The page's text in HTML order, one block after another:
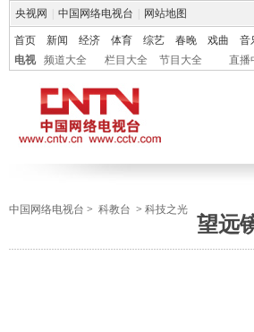
央视网 中国网络电视台 网站地图
首页 新闻 经济 体育 综艺 春晚 戏曲 音
电视
频道大全 栏目大全 节目大全 直播
中国网络电视台 > 科教台 > 科技之光
望远